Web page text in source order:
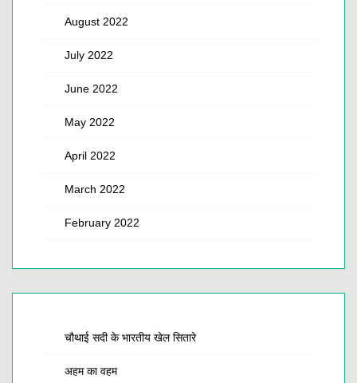
August 2022
July 2022
June 2022
May 2022
April 2022
March 2022
February 2022
चौथाई सदी के भारतीय खेल सितारे
अहम का वहम